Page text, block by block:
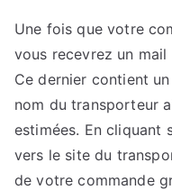
Une fois que votre
vous recevrez un
Ce dernier contient
nom du transporteur
estimées. En cliquant
vers le site du
de votre commande